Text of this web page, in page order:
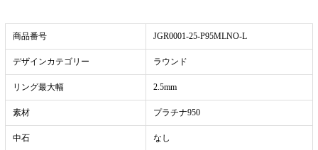
商品番号 JGR0001-25-P95MLNO-L
デザインカテゴリー ラウンド
リング最大幅 2.5mm
素材 プラチナ950
中石 なし